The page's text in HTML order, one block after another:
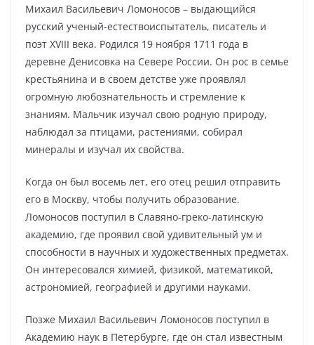
Михаил Васильевич Ломоносов – выдающийся
русский ученый-естествоиспытатель, писатель и
поэт XVIII века. Родился 19 ноября 1711 года в
деревне Денисовка на Севере России. Он рос в семье
крестьянина и в своем детстве уже проявлял
огромную любознательность и стремление к
знаниям. Мальчик изучал свою родную природу,
наблюдал за птицами, растениями, собирал
минералы и изучал их свойства.
Когда он был восемь лет, его отец решил отправить
его в Москву, чтобы получить образование.
Ломоносов поступил в Славяно-греко-латинскую
академию, где проявил свой удивительный ум и
способности в научных и художественных предметах.
Он интересовался химией, физикой, математикой,
астрономией, географией и другими науками.
Позже Михаил Васильевич Ломоносов поступил в
Академию наук в Петербурге, где он стал известным